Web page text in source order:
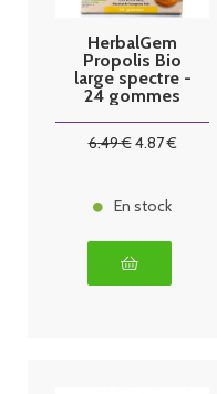
HerbalGem
Propolis Bio
large spectre -
24 gommes
6.49€4.87€
En stock